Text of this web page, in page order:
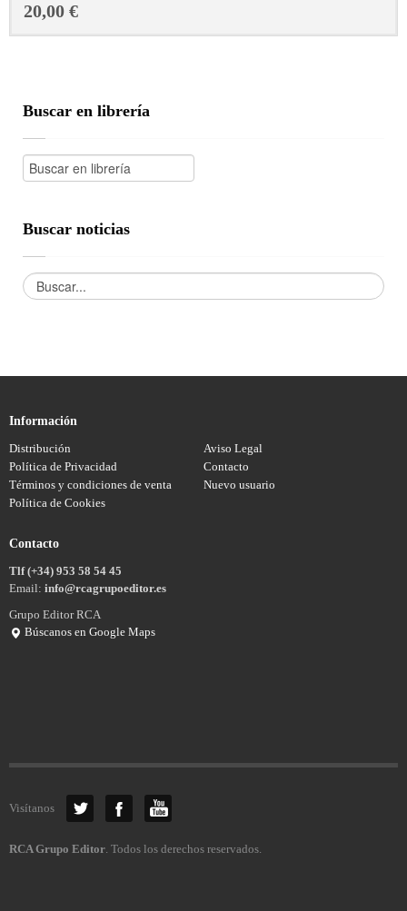
20,00 €
Buscar en librería
Buscar noticias
Información
Distribución
Aviso Legal
Política de Privacidad
Contacto
Términos y condiciones de venta
Nuevo usuario
Política de Cookies
Contacto
Tlf (+34) 953 58 54 45
Email: info@rcagrupoeditor.es
Grupo Editor RCA
Búscanos en Google Maps
Visítanos
RCA Grupo Editor. Todos los derechos reservados.